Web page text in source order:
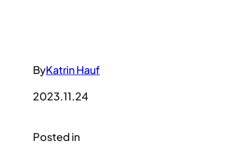
ByKatrin Hauf
2023.11.24
Posted in